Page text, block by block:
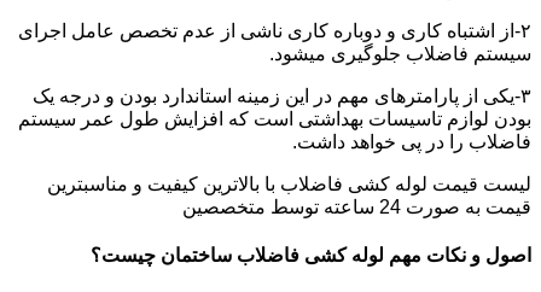
۲-از اشتباه کاری و دوباره کاری ناشی از عدم تخصص عامل اجرای
سیستم فاضلاب جلوگیری میشود.
۳-یکی از پارامترهای مهم در این زمینه استاندارد بودن و درجه یک
بودن لوازم تاسیسات بهداشتی است که افزایش طول عمر سیستم
فاضلاب را در پی خواهد داشت.
لیست قیمت لوله کشی فاضلاب با بالاترین کیفیت و مناسبترین
قیمت به صورت 24 ساعته توسط متخصصین
اصول و نکات مهم لوله کشی فاضلاب ساختمان چیست؟